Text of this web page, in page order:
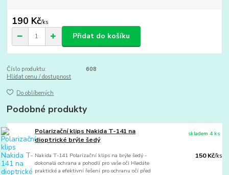
190 Kč/ks
Přidat do košíku
Číslo produktu:
608
Hlídat cenu / dostupnost
Do oblíbených
Podobné produkty
Polarizační klips Nakida T-141 na
dioptrické brýle šedý
Nakida T-141 Polarizační klips na brýle šedý -
dokonalá ochrana a pohodlí pro vaše oči Hledáte
praktické a efektivní řešení pro ochranu očí před
150 Kč/ks
skladem 4 ks